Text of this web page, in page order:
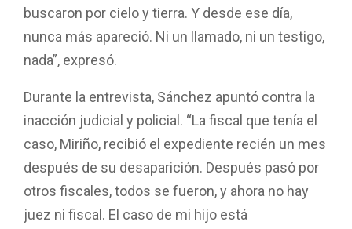
buscaron por cielo y tierra. Y desde ese día,
nunca más apareció. Ni un llamado, ni un testigo,
nada”, expresó.
Durante la entrevista, Sánchez apuntó contra la
inacción judicial y policial. “La fiscal que tenía el
caso, Miriño, recibió el expediente recién un mes
después de su desaparición. Después pasó por
otros fiscales, todos se fueron, y ahora no hay
juez ni fiscal. El caso de mi hijo está